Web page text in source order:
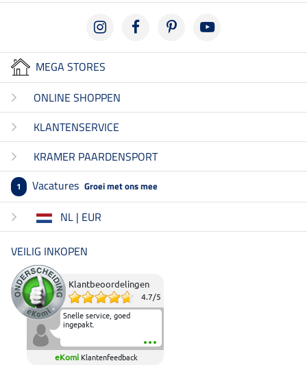
MEGA STORES
ONLINE SHOPPEN
KLANTENSERVICE
KRAMER PAARDENSPORT
1 Vacatures Groei met ons mee
NL | EUR
VEILIG INKOPEN
Klantbeoordelingen
4.7/5
Snelle service, goed
ingepakt.
eKomi Klantenfeedback